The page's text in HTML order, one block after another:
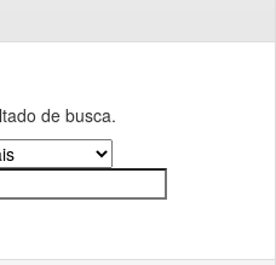
de busca.